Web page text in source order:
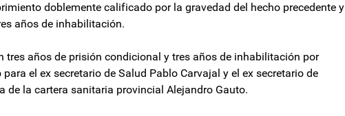
doblemente calificado por la gravedad del hecho precedente y
años de inhabilitación.
tres años de prisión condicional y tres años de inhabilitación por
el ex secretario de Salud Pablo Carvajal y el ex secretario de
de la cartera sanitaria provincial Alejandro Gauto.